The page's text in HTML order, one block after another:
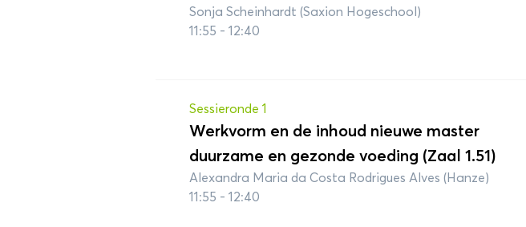
Sonja Scheinhardt (Saxion Hogeschool)
11:55 - 12:40
Sessieronde 1
Werkvorm en de inhoud nieuwe master
duurzame en gezonde voeding (Zaal 1.51)
Alexandra Maria da Costa Rodrigues Alves (Hanze)
11:55 - 12:40